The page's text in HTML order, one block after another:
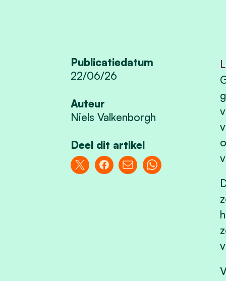
Publicatiedatum
22/06/26
Auteur
Niels Valkenborgh
Deel dit artikel